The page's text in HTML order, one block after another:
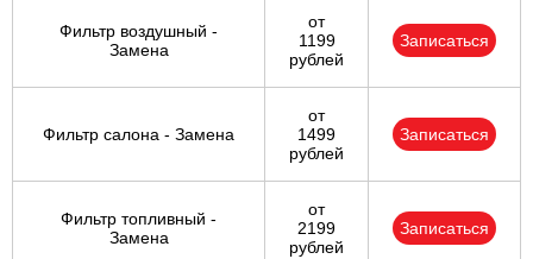
Фильтр воздушный -
Замена
от
1199
рублей
Записаться
Фильтр салона - Замена
от
1499
рублей
Записаться
Фильтр топливный -
Замена
от
2199
рублей
Записаться